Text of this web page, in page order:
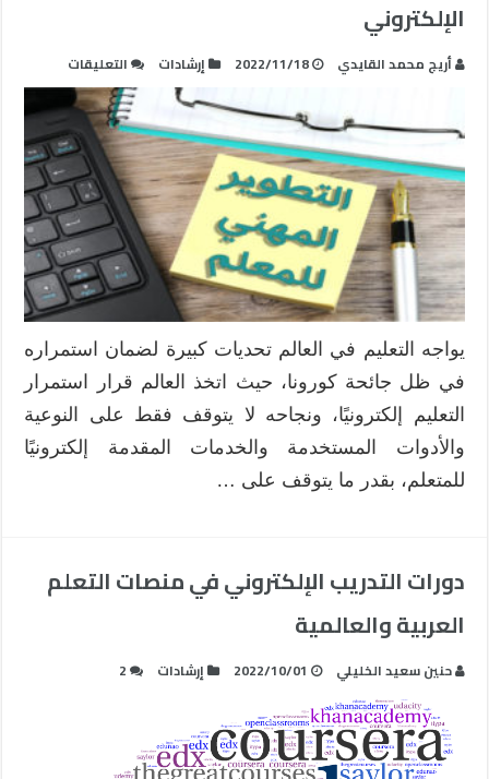
الإلكتروني
أريج محمد القايدي 2022/11/18 إرشادات التعليقات
التطوير
المهني
للمعلمين
في
استخدام
استراتيجية
التعلم
الذاتي
على
منصات
التعليم
الإلكتروني
مغلقة
يواجه التعليم في العالم تحديات كبيرة لضمان استمراره
في ظل جائحة كورونا، حيث اتخذ العالم قرار استمرار
التعليم إلكترونيًا، ونجاحه لا يتوقف فقط على النوعية
والأدوات المستخدمة والخدمات المقدمة إلكترونيًا
للمتعلم، بقدر ما يتوقف على …
دورات التدريب الإلكتروني في منصات التعلم
العربية والعالمية
حنين سعيد الخليلي 2022/10/01 إرشادات 2